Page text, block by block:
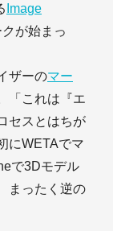
Image
が始まっ
ザーのマー
「これは『エ
セスとはちが
にWETAでマ
で3Dモデル
まったく逆の